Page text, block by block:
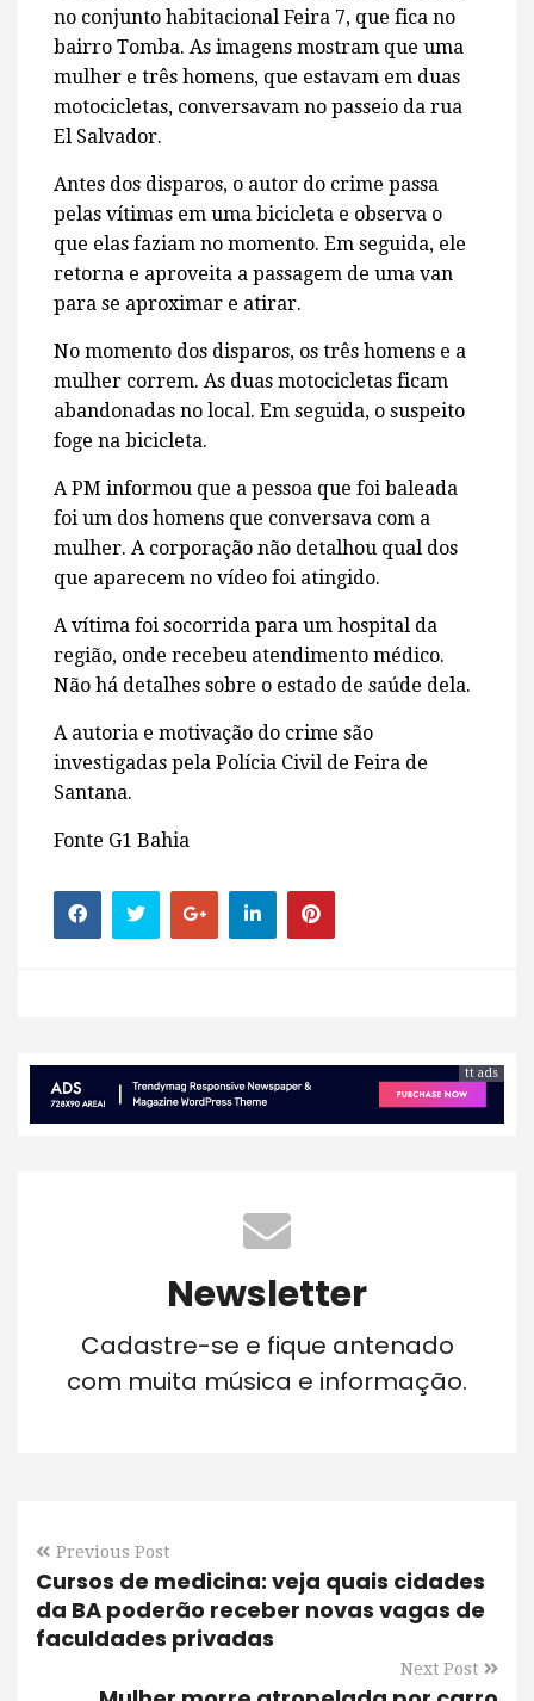
no conjunto habitacional Feira 7, que fica no
bairro Tomba. As imagens mostram que uma
mulher e três homens, que estavam em duas
motocicletas, conversavam no passeio da rua
El Salvador.
Antes dos disparos, o autor do crime passa
pelas vítimas em uma bicicleta e observa o
que elas faziam no momento. Em seguida, ele
retorna e aproveita a passagem de uma van
para se aproximar e atirar.
No momento dos disparos, os três homens e a
mulher correm. As duas motocicletas ficam
abandonadas no local. Em seguida, o suspeito
foge na bicicleta.
A PM informou que a pessoa que foi baleada
foi um dos homens que conversava com a
mulher. A corporação não detalhou qual dos
que aparecem no vídeo foi atingido.
A vítima foi socorrida para um hospital da
região, onde recebeu atendimento médico.
Não há detalhes sobre o estado de saúde dela.
A autoria e motivação do crime são
investigadas pela Polícia Civil de Feira de
Santana.
Fonte G1 Bahia
tt ads
Newsletter
Cadastre-se e fique antenado
com muita música e informação.
Previous Post
Cursos de medicina: veja quais cidades
da BA poderão receber novas vagas de
faculdades privadas
Next Post